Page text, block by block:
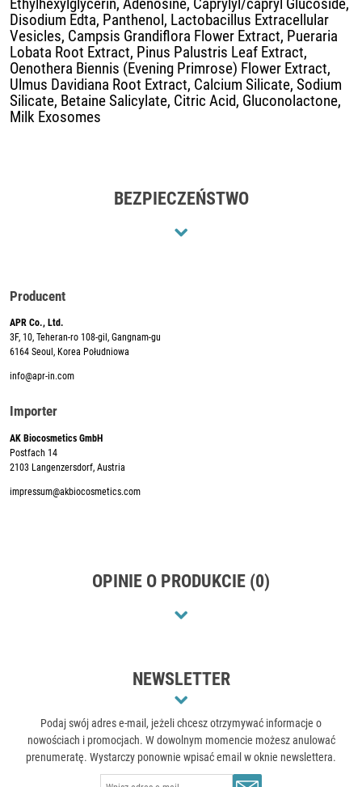
Ethylhexylglycerin, Adenosine, Caprylyl/capryl Glucoside,
Disodium Edta, Panthenol, Lactobacillus Extracellular
Vesicles, Campsis Grandiflora Flower Extract, Pueraria
Lobata Root Extract, Pinus Palustris Leaf Extract,
Oenothera Biennis (Evening Primrose) Flower Extract,
Ulmus Davidiana Root Extract, Calcium Silicate, Sodium
Silicate, Betaine Salicylate, Citric Acid, Gluconolactone,
Milk Exosomes
BEZPIECZEŃSTWO
Producent
APR Co., Ltd.
3F, 10, Teheran-ro 108-gil, Gangnam-gu
6164 Seoul, Korea Południowa
info@apr-in.com
Importer
AK Biocosmetics GmbH
Postfach 14
2103 Langenzersdorf, Austria
impressum@akbiocosmetics.com
OPINIE O PRODUKCIE (0)
NEWSLETTER
Podaj swój adres e-mail, jeżeli chcesz otrzymywać informacje o
nowościach i promocjach. W dowolnym momencie możesz anulować
prenumeratę. Wystarczy ponownie wpisać email w oknie newslettera.